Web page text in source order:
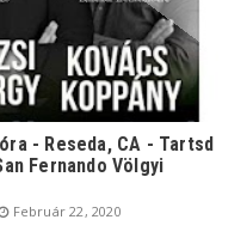
- Reseda, CA - Tartsd
Fernando Völgyi
Február 22, 2020